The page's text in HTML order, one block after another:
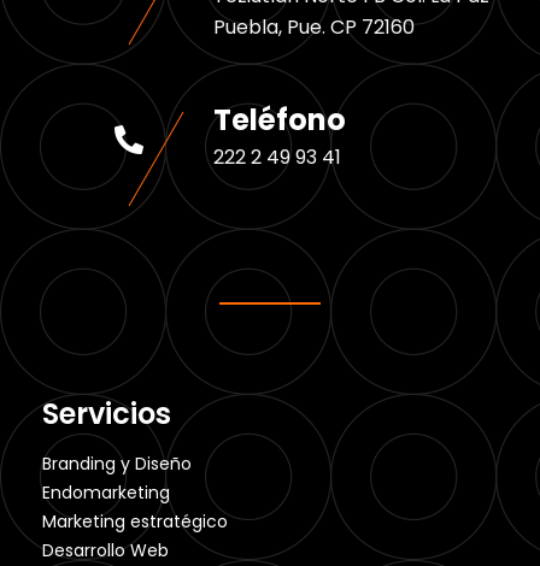
Puebla, Pue. CP 72160
Teléfono
222 2 49 93 41
Servicios
Branding y Diseño
Endomarketing
Marketing estratégico
Desarrollo Web